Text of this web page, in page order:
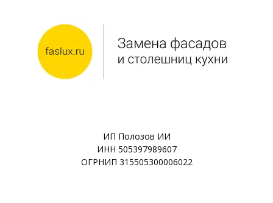
ИП Полозов ИИ
ИНН 505397989607
ОГРНИП 315505300006022